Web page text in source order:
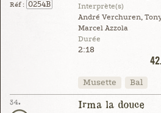
Réf : 0254B
Interprète(s)
André Verchuren,
Marcel Azzola
Durée
2:18
Musette Bal
34. Irma la douce